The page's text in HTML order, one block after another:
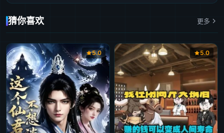
猜你喜欢 更多
5.0 5.0